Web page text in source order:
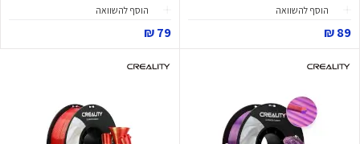
הוסף להשוואה
89 ₪
הוסף להשוואה
79 ₪